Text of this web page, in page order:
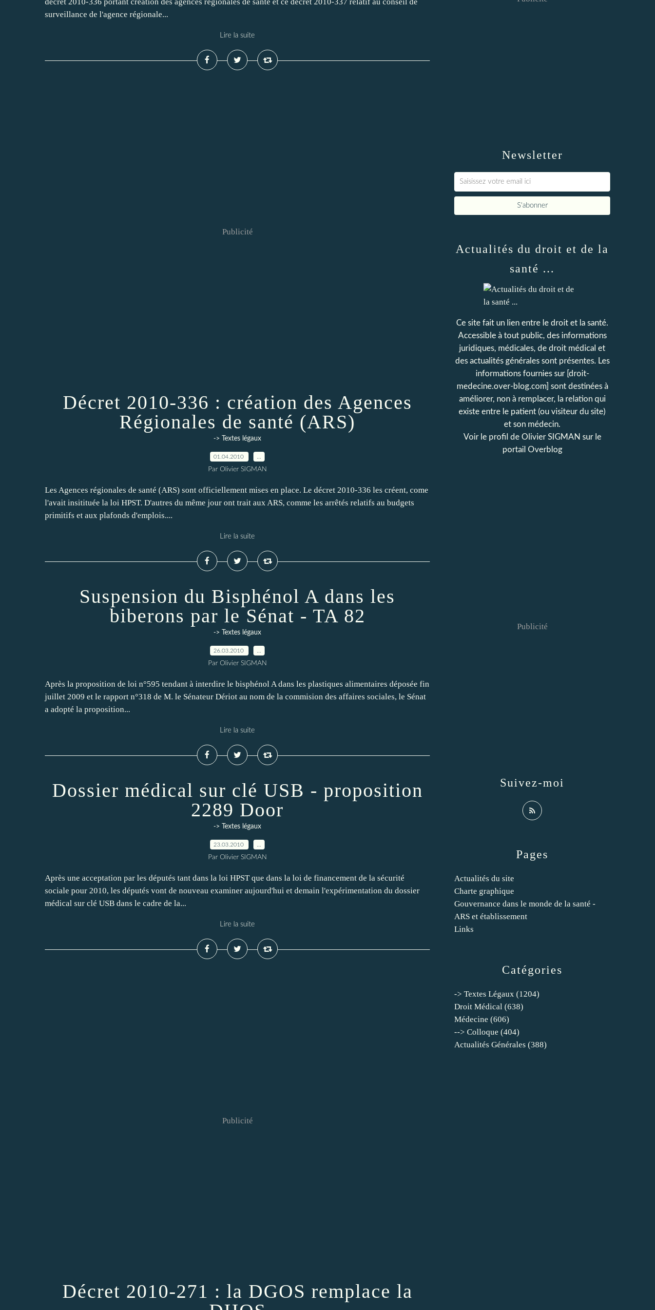
surveillance de l'agence régionale...
Lire la suite
Publicité
Décret 2010-336 : création des Agences
Régionales de santé (ARS)
-> Textes légaux
01.04.2010
Par Olivier SIGMAN
Les Agences régionales de santé (ARS) sont officiellement mises en place. Le décret 2010-336 les créent, come
l'avait insitituée la loi HPST. D'autres du même jour ont trait aux ARS, comme les arrêtés relatifs au budgets
primitifs et aux plafonds d'emplois....
Lire la suite
Suspension du Bisphénol A dans les
biberons par le Sénat - TA 82
-> Textes légaux
26.03.2010
Par Olivier SIGMAN
Après la proposition de loi n°595 tendant à interdire le bisphénol A dans les plastiques alimentaires déposée fin
juillet 2009 et le rapport n°318 de M. le Sénateur Dériot au nom de la commision des affaires sociales, le Sénat
a adopté la proposition...
Lire la suite
Dossier médical sur clé USB - proposition
2289 Door
-> Textes légaux
23.03.2010
Par Olivier SIGMAN
Après une acceptation par les députés tant dans la loi HPST que dans la loi de financement de la sécurité
sociale pour 2010, les députés vont de nouveau examiner aujourd'hui et demain l'expérimentation du dossier
médical sur clé USB dans le cadre de la...
Lire la suite
Publicité
Décret 2010-271 : la DGOS remplace la
Newsletter
Catégories
-> Textes Légaux (1204)
Droit Médical (638)
Médecine (606)
--> Colloque (404)
Actualités Générales (388)
Pages
Actualités du site
Charte graphique
Gouvernance dans le monde de la santé -
ARS et établissement
Links
Actualités du droit et de la
santé ...
Ce site fait un lien entre le droit et la santé.
Accessible à tout public, des informations
juridiques, médicales, de droit médical et
des actualités générales sont présentes. Les
informations fournies sur [droit-
medecine.over-blog.com] sont destinées à
améliorer, non à remplacer, la relation qui
existe entre le patient (ou visiteur du site)
et son médecin.
Voir le profil de Olivier SIGMAN sur le
portail Overblog
Suivez-moi
Publicité